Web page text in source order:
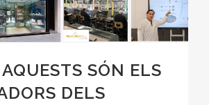
AQUESTS SÓN ELS
DELS